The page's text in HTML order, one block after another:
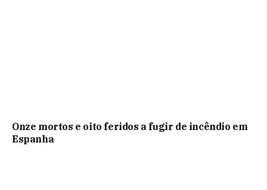
Onze mortos e oito feridos a fugir de incêndio em
Espanha